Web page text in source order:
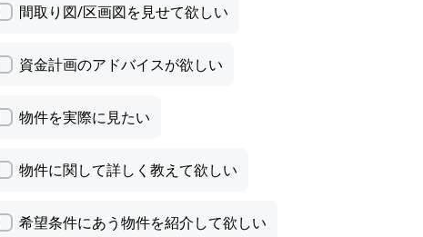
間取り図/区画図を見せて欲しい
資金計画のアドバイスが欲しい
物件を実際に見たい
物件に関して詳しく教えて欲しい
希望条件にあう物件を紹介して欲しい